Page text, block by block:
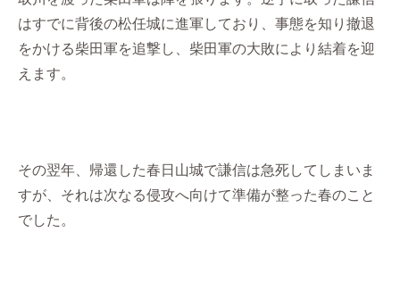
はすでに背後の松任城に進軍しており、事態を知り撤退
をかける柴田軍を追撃し、柴田軍の大敗により結着を迎
えます。
その翌年、帰還した春日山城で謙信は急死してしまいま
すが、それは次なる侵攻へ向けて準備が整った春のこと
でした。